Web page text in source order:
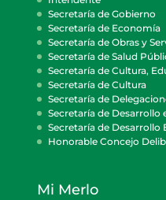
Secretaría de Gobierno
Secretaría de Economía
Secretaría de Obras y
Secretaría de Salud
Secretaría de Cultura,
Secretaría de Cultura
Secretaría de
Secretaría de Desarrollo
Secretaría de
Honorable Concejo
Mi Merlo